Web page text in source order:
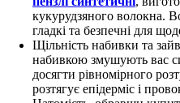
кукурудзяного волокна.
гладкі та безпечні для
Щільність набивки та
набивкою змушують вас
досягти рівномірного
розтягує епідерміс і